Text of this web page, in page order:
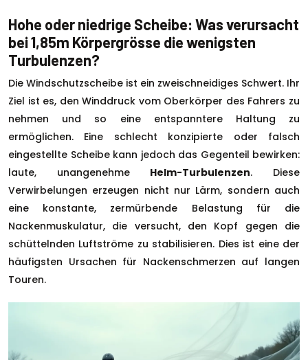
Hohe oder niedrige Scheibe: Was verursacht
bei 1,85m Körpergrösse die wenigsten
Turbulenzen?
Die Windschutzscheibe ist ein zweischneidiges Schwert. Ihr
Ziel ist es, den Winddruck vom Oberkörper des Fahrers zu
nehmen und so eine entspanntere Haltung zu
ermöglichen. Eine schlecht konzipierte oder falsch
eingestellte Scheibe kann jedoch das Gegenteil bewirken:
laute, unangenehme Helm-Turbulenzen. Diese
Verwirbelungen erzeugen nicht nur Lärm, sondern auch
eine konstante, zermürbende Belastung für die
Nackenmuskulatur, die versucht, den Kopf gegen die
schüttelnden Luftströme zu stabilisieren. Dies ist eine der
häufigsten Ursachen für Nackenschmerzen auf langen
Touren.